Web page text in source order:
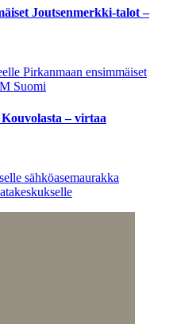
Joutsenmerkki-talot –
Pirkanmaan ensimmäiset
Suomi
– virtaa
sähköasemaurakka